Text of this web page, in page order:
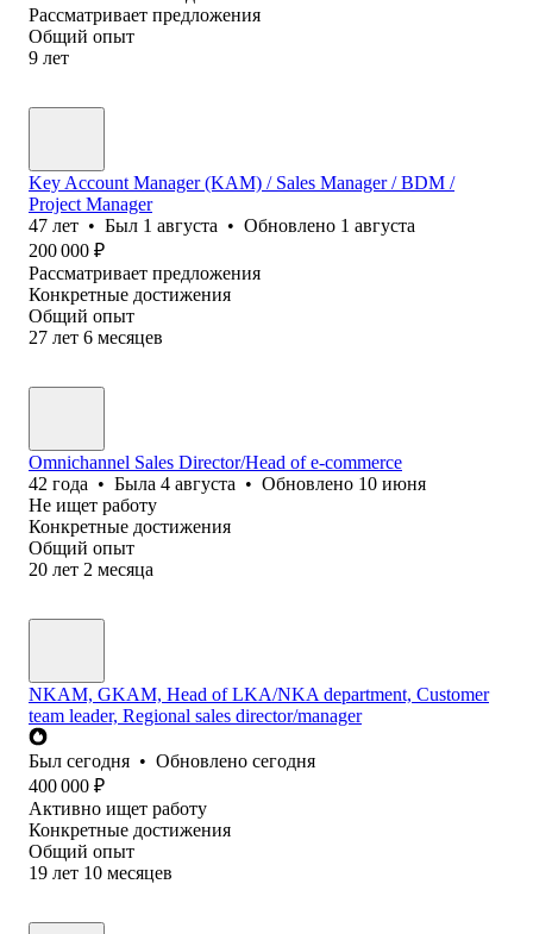
Рассматривает предложения
Общий опыт
9 лет
Key Account Manager (KAM) / Sales Manager / BDM /
Project Manager
47 лет • Был 1 августа • Обновлено 1 августа
200 000 ₽
Рассматривает предложения
Конкретные достижения
Общий опыт
27 лет 6 месяцев
Omnichannel Sales Director/Head of e-commerce
42 года • Была 4 августа • Обновлено 10 июня
Не ищет работу
Конкретные достижения
Общий опыт
20 лет 2 месяца
NKAM, GKAM, Head of LKA/NKA department, Customer
team leader, Regional sales director/manager
Был сегодня • Обновлено сегодня
400 000 ₽
Активно ищет работу
Конкретные достижения
Общий опыт
19 лет 10 месяцев